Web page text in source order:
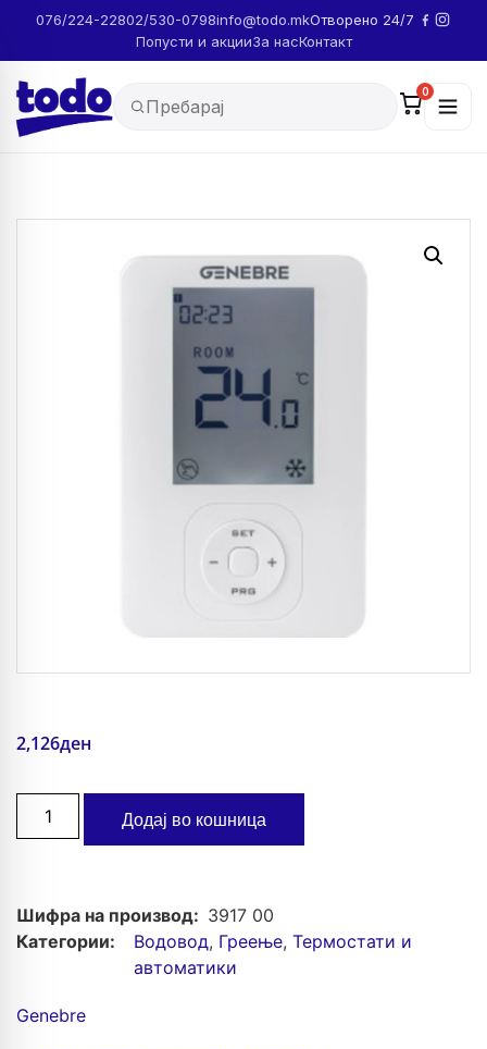
076/224-22802/530-0798info@todo.mkОтворено 24/7
Попусти и акцииЗа насКонтакт
0
2,126ден
Додај во кошница
Шифра на производ: 3917 00
Категории:
Водовод, Греење, Термостати и
автоматики
Genebre